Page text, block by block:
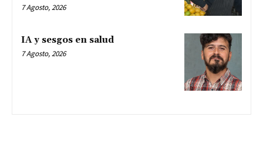
7 Agosto, 2026
IA y sesgos en salud
7 Agosto, 2026